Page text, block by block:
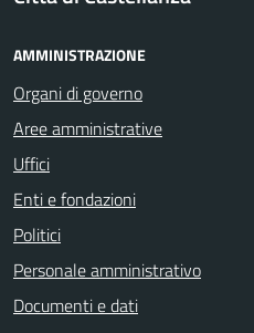
AMMINISTRAZIONE
Organi di governo
Aree amministrative
Uffici
Enti e fondazioni
Politici
Personale amministrativo
Documenti e dati